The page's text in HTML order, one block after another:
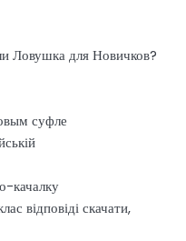
Ловушка для Новичков?
суфле
качалку
відповіді скачати,